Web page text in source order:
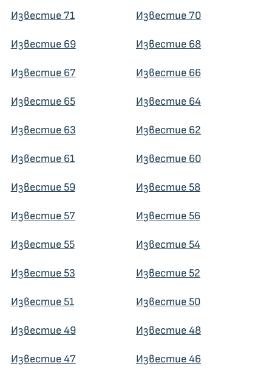
Известие 71 Известие 70
Известие 69 Известие 68
Известие 67 Известие 66
Известие 65 Известие 64
Известие 63 Известие 62
Известие 61 Известие 60
Известие 59 Известие 58
Известие 57 Известие 56
Известие 55 Известие 54
Известие 53 Известие 52
Известие 51 Известие 50
Известие 49 Известие 48
Известие 47 Известие 46